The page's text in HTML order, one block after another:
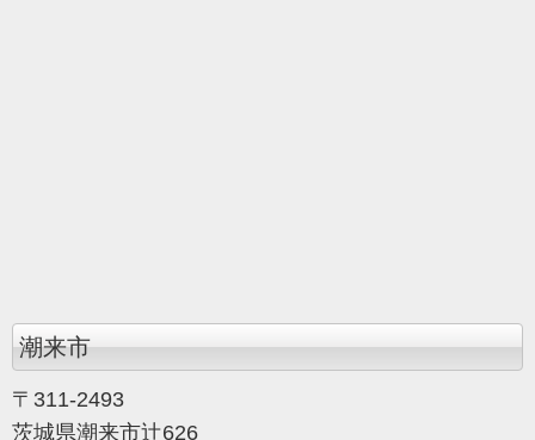
潮来市
〒311-2493
茨城県潮来市辻626